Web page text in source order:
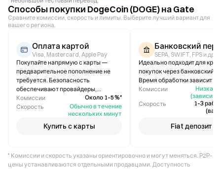
Способы покупки DogeCoin (DOGE) на Gate
Сравните комиссии, скорость и лимиты. Выберите лучший вариант для
вашего региона.
Оплата картой
Visa, Mastercard, Apple Pay
Покупайте напрямую с карты —
предварительное пополнение не
требуется. Безопасность
обеспечивают провайдеры,
соответствующие стандарту PCI-
DSS.
Комиссии
Около 1–5 %*
Скорость
Обычно в течение
нескольких минут
Купить с карты
Банковский
SEPA, SWIFT, FPS и др.
Идеально подходит для
покупок через банковский
Время обработки зависит от
Комиссии
Низкая /
(зависит
Скорость
1–3
Fiat депозит
* Комиссии и скорость указаны ориентировочно и могут меняться. P2P-
цены устанавливаются отдельными продавцами. Доступность